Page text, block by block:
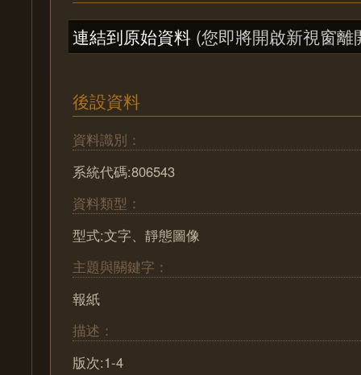
連結到原始資料 (您即將開啟新視窗離
後設資料
資料識別：
系統代碼:806543
資料類型：
型式:文字、靜態圖像
主題與關鍵字：
報紙
描述：
版次:1-4